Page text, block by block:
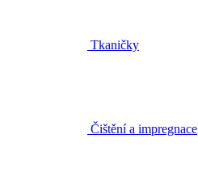
Tkaničky
Čištění a impregnace